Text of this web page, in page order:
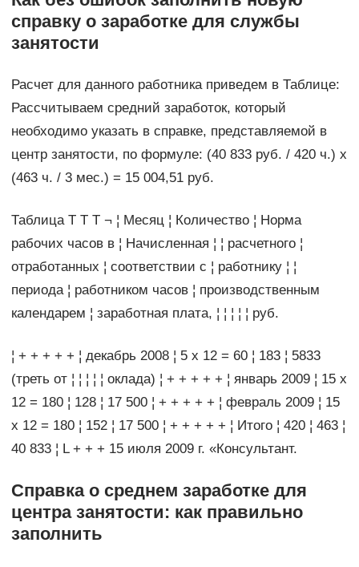
справку о заработке для службы
занятости
Расчет для данного работника приведем в Таблице:
Рассчитываем средний заработок, который
необходимо указать в справке, представляемой в
центр занятости, по формуле: (40 833 руб. / 420 ч.) х
(463 ч. / 3 мес.) = 15 004,51 руб.
Таблица T T T ¬ ¦ Месяц ¦ Количество ¦ Норма
рабочих часов в ¦ Начисленная ¦ ¦ расчетного ¦
отработанных ¦ соответствии с ¦ работнику ¦ ¦
периода ¦ работником часов ¦ производственным
календарем ¦ заработная плата, ¦ ¦ ¦ ¦ ¦ руб.
¦ + + + + + ¦ декабрь 2008 ¦ 5 х 12 = 60 ¦ 183 ¦ 5833
(треть от ¦ ¦ ¦ ¦ ¦ оклада) ¦ + + + + + ¦ январь 2009 ¦ 15 х
12 = 180 ¦ 128 ¦ 17 500 ¦ + + + + + ¦ февраль 2009 ¦ 15
х 12 = 180 ¦ 152 ¦ 17 500 ¦ + + + + + ¦ Итого ¦ 420 ¦ 463 ¦
40 833 ¦ L + + + 15 июля 2009 г. «Консультант.
Справка о среднем заработке для
центра занятости: как правильно
заполнить